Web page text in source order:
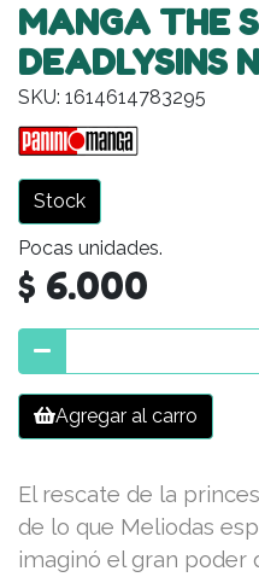
MANGA THE
DEADLYSINS
SKU: 1614614783295
Stock
Pocas unidades.
$ 6.000
Agregar al carro
El rescate de la
de lo que Meliodas
imaginó el gran poder